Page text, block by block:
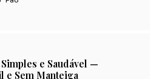
e Saudável —
e Sem Manteiga